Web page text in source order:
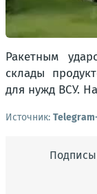
Ракетным
склады
для нужд ВСУ.
Источник: